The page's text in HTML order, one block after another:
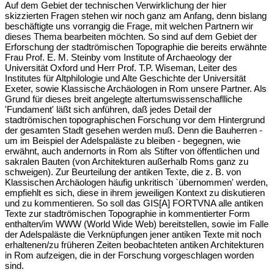
Auf dem Gebiet der technischen Verwirklichung der hier
skizzierten Fragen stehen wir noch ganz am Anfang, denn bislang
beschäftigte uns vorrangig die Frage, mit welchen Partnern wir
dieses Thema bearbeiten möchten. So sind auf dem Gebiet der
Erforschung der stadtrömischen Topographie die bereits erwähnte
Frau Prof. E. M. Steinby vom Institute of Archaeology der
Universität Oxford und Herr Prof. T.P. Wiseman, Leiter des
Institutes für Altphilologie und Alte Geschichte der Universität
Exeter, sowie Klassische Archäologen in Rom unsere Partner. Als
Grund für dieses breit angelegte altertumswissenschaflliche
'Fundament' läßt sich anführen, daß jedes Detail der
stadtrömischen topographischen Forschung vor dem Hintergrund
der gesamten Stadt gesehen werden muß. Denn die Bauherren -
um im Beispiel der Adelspaläste zu bleiben - begegnen, wie
erwähnt, auch andernorts in Rom als Stifter von öffentlichen und
sakralen Bauten (von Architekturen außerhalb Roms ganz zu
schweigen). Zur Beurteilung der antiken Texte, die z. B. von
Klassischen Archäologen häufig unkritisch `übernommen' werden,
empfiehlt es sich, diese in ihrem jeweiligen Kontext zu diskutieren
und zu kommentieren. So soll das GIS[A] FORTVNA alle antiken
Texte zur stadtrömischen Topographie in kommentierter Form
enthalten/im WWW (World Wide Web) bereitstellen, sowie im Falle
der Adelspaläste die Verknüpfungen jener antiken Texte mit noch
erhaltenen/zu früheren Zeiten beobachteten antiken Architekturen
in Rom aufzeigen, die in der Forschung vorgeschlagen worden
sind.